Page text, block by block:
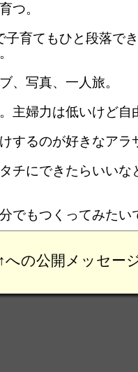
つ。
子育てもひと段落で
、写真、一人旅。
主婦力は低いけど自
するのが好きなアラ
チにできたらいいな
でもつくってみたい
の公開メッセー